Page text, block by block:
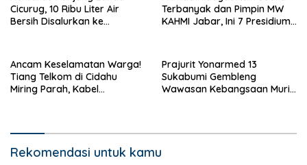
Cicurug, 10 Ribu Liter Air
Bersih Disalurkan ke
Terbanyak dan Pimpin MW
KAHMI Jabar, Ini 7 Presidium
Ancam Keselamatan Warga!
Tiang Telkom di Cidahu
Miring Parah, Kabel
Prajurit Yonarmed 13
Sukabumi Gembleng
Wawasan Kebangsaan Murid
Rekomendasi untuk kamu